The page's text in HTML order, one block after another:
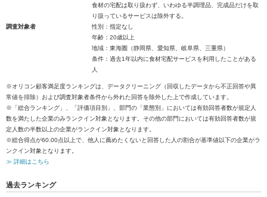
食材の宅配は取り扱わず、いわゆる半調理品、完成品だけを取
り扱っているサービスは除外する。
調査対象者
性別：指定なし
年齢：20歳以上
地域：東海圏（静岡県、愛知県、岐阜県、三重県）
条件：過去1年以内に食材宅配サービスを利用したことがある
人
※オリコン顧客満足度ランキングは、データクリーニング（回収したデータから不正回答や異
常値を排除）および調査対象者条件から外れた回答を除外した上で作成しています。
※「総合ランキング」、「評価項目別」、部門の「業態別」においては有効回答者数が規定人
数を満たした企業のみランクイン対象となります。その他の部門においては有効回答者数が規
定人数の半数以上の企業がランクイン対象となります。
※総合得点が60.00点以上で、他人に薦めたくないと回答した人の割合が基準値以下の企業がラ
ンクイン対象となります。
≫ 詳細はこちら
過去ランキング